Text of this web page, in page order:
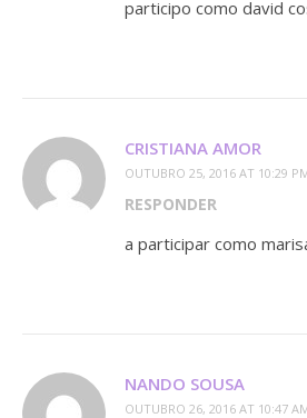
participo como david
CRISTIANA AMOR
OUTUBRO 25, 2016 AT 10:29
RESPONDER
a participar como
NANDO SOUSA
OUTUBRO 26, 2016 AT 10:47